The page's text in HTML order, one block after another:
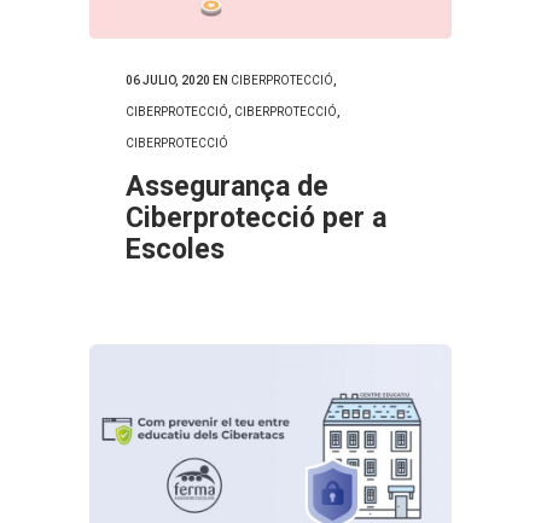
06 JULIO, 2020 EN CIBERPROTECCIÓ
CIBERPROTECCIÓ CIBERPROTECCIÓ
CIBERPROTECCIÓ
Assegurança de
Ciberprotecció per a
Escoles